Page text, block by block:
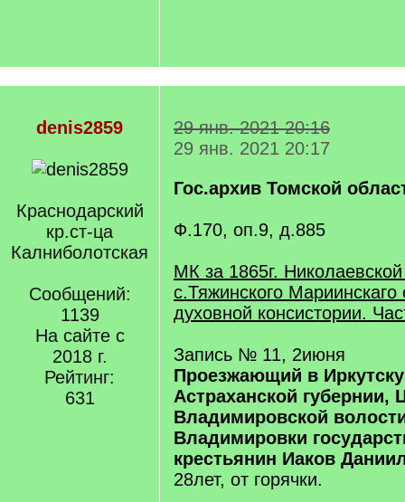
denis2859
Краснодарский
кр.ст-ца
Калниболотская
Сообщений:
1139
На сайте с
2018 г.
Рейтинг:
631
29 янв. 2021 20:16
29 янв. 2021 20:17
Гос.архив Томской
Ф.170, оп.9, д.885
МК за 1865г.
с.Тяжинского Мариинскаго
духовной консистории.
Запись № 11, 2июня
Проезжающий в
Астраханской губернии,
Владимировской
Владимировки
крестьянин Иаков
28лет, от горячки.